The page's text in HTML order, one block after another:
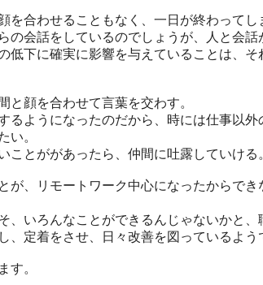
を合わせることもなく、一日が終わってし
の会話をしているのでしょうが、人と会
低下に確実に影響を与えていることは、そ
と顔を合わせて言葉を交わす。
るようになったのだから、時には仕事以
い。
ことががあったら、仲間に吐露していける
が、リモートワーク中心になったからで
、いろんなことができるんじゃないかと
、定着をさせ、日々改善を図っているよう
す。